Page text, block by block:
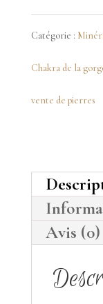
quartz
bleu
AB
Catégorie :
Chakra de la
vente de pierres
Avis (0)